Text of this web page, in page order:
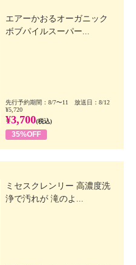
酸ＰＥＧ−８０ソルビ
、エチルヘキシルグリ
ン酸、ペンテト酸５Ｎ
ダー油、レモン果皮
、ニオイテンジクアオ
、ＢＧ、ハチミツ、オ
マヨラナ葉油、レモン
、 イランイラン花
コノラクトン、ＰＰＧ
ガンショウ 樹皮エキ
ール、アリストテ リ
ーカリ葉エキス、オウレ
、スチレインズ、ユズ
ＴＡ−２Ｎａ、トコフェ
Ｎａ
よく注意して使用して
エアーかおるオーガニック
ボブパイルスーパー...
先行予約期間：8/7〜11 放送日：8/12
¥5,720
¥3,700(税込)
35%OFF
ミセスクレンリー 高濃度洗
浄で汚れが 滝のよ...